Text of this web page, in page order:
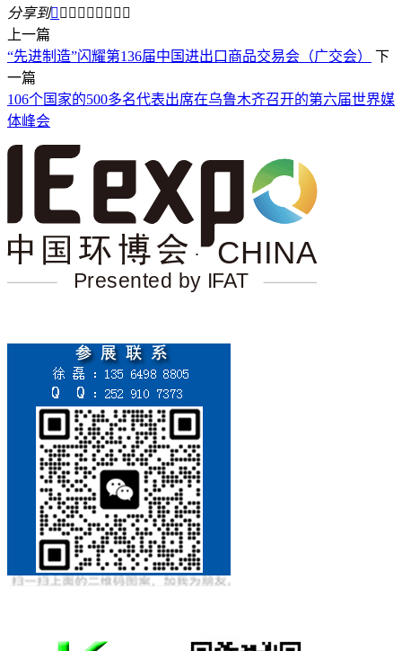
分享到        
上一篇
“先进制造”闪耀第136届中国进出口商品交易会（广交会）
下
一篇
106个国家的500多名代表出席在乌鲁木齐召开的第六届世界媒
体峰会